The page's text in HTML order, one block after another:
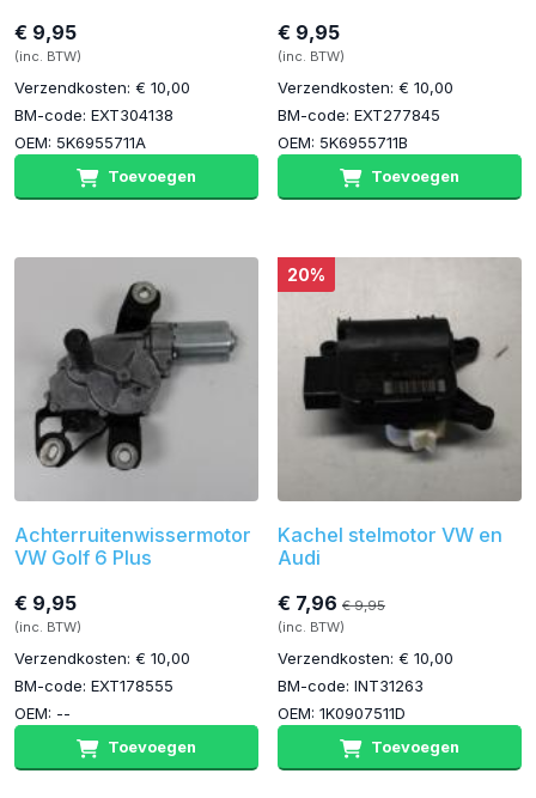
€ 9,95
(inc. BTW)
Verzendkosten: € 10,00
BM-code: EXT304138
OEM: 5K6955711A
Toevoegen
€ 9,95
(inc. BTW)
Verzendkosten: € 10,00
BM-code: EXT277845
OEM: 5K6955711B
Toevoegen
Achterruitenwissermotor
VW Golf 6 Plus
€ 9,95
(inc. BTW)
Verzendkosten: € 10,00
BM-code: EXT178555
OEM: --
Toevoegen
20%
Kachel stelmotor VW en
Audi
€ 7,96 € 9,95
(inc. BTW)
Verzendkosten: € 10,00
BM-code: INT31263
OEM: 1K0907511D
Toevoegen